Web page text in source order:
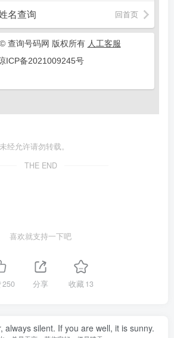
经允许请勿转载。
THE END
喜欢就支持一下吧
250 分享 收藏 13
always silent. If you are well, it is sunny.